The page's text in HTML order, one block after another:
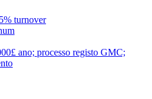
turnover
ano; processo registo GMC;